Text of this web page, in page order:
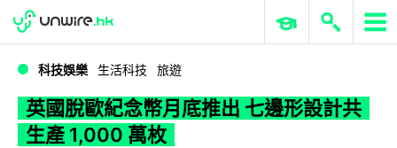
WWDC 2026 ERP 與商業 AI
科技娛樂 生活科技 旅遊
英國脫歐紀念幣月底推出 七邊形設計共
生產 1,000 萬枚